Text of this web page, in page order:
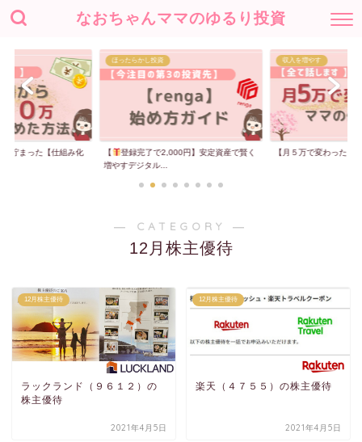
なおちゃんママのゆるり投資
貯まった【仕組み化
ほったらかし投資
【
登録完了で2,000円】安定資産で賢く
増やすデジタル...
収入を増やす
【月５万で変わった】
― CATEGORY ―
12月株主優待
12月株主優待
ラックランド（９６１２）の
株主優待
2021年4月5日
12月株主優待
楽天（４７５５）の株主優待
2021年4月5日